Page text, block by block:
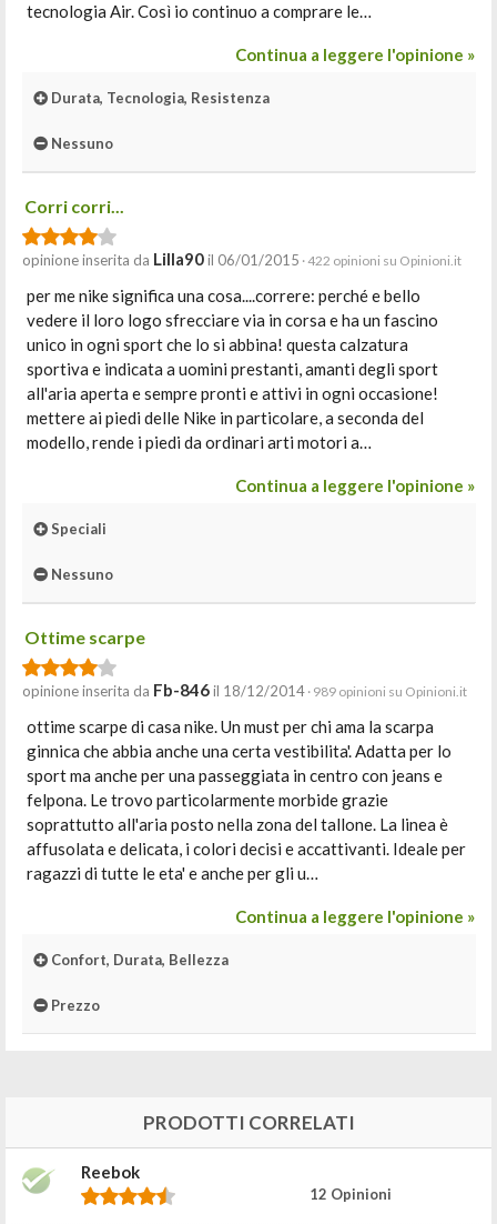
tecnologia Air. Così io continuo a comprare le…
Continua a leggere l'opinione »
Durata, Tecnologia, Resistenza
Nessuno
Corri corri...
opinione inserita da Lilla90il 06/01/2015 · 422 opinioni su Opinioni.it
per me nike significa una cosa....correre: perché e bello
vedere il loro logo sfrecciare via in corsa e ha un fascino
unico in ogni sport che lo si abbina! questa calzatura
sportiva e indicata a uomini prestanti, amanti degli sport
all'aria aperta e sempre pronti e attivi in ogni occasione!
mettere ai piedi delle Nike in particolare, a seconda del
modello, rende i piedi da ordinari arti motori a…
Continua a leggere l'opinione »
Speciali
Nessuno
Ottime scarpe
opinione inserita da Fb-846il 18/12/2014 · 989 opinioni su Opinioni.it
ottime scarpe di casa nike. Un must per chi ama la scarpa
ginnica che abbia anche una certa vestibilita'. Adatta per lo
sport ma anche per una passeggiata in centro con jeans e
felpona. Le trovo particolarmente morbide grazie
soprattutto all'aria posto nella zona del tallone. La linea è
affusolata e delicata, i colori decisi e accattivanti. Ideale per
ragazzi di tutte le eta' e anche per gli u…
Continua a leggere l'opinione »
Confort, Durata, Bellezza
Prezzo
PRODOTTI CORRELATI
Reebok
12 Opinioni